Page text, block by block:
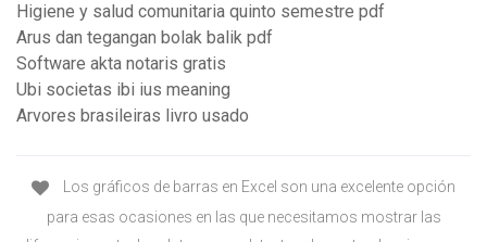
Higiene y salud comunitaria quinto semestre pdf
Arus dan tegangan bolak balik pdf
Software akta notaris gratis
Ubi societas ibi ius meaning
Arvores brasileiras livro usado
Los gráficos de barras en Excel son una excelente opción
para esas ocasiones en las que necesitamos mostrar las